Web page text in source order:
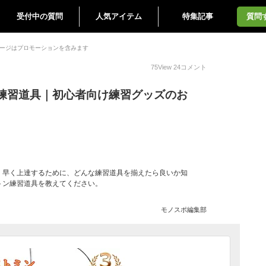
受付中の質問 人気アイテム 特集記事 質問
ジはプロモーションを含みます
75View 24コメント
習道具｜初心者向け練習グッズのお
く上達するために、どんな練習道具を揃えたら良いか知
練習道具を教えてください。
モノスポ編集部